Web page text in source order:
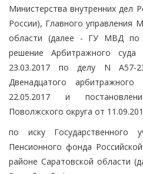
Министерства внутренних дел
России), Главного управления
области (далее - ГУ МВД по
решение Арбитражного суда
23.03.2017 по делу N А57-
Двенадцатого
22.05.2017 и
Поволжского округа от
по иску Государственного
Пенсионного фонда
районе Саратовской области